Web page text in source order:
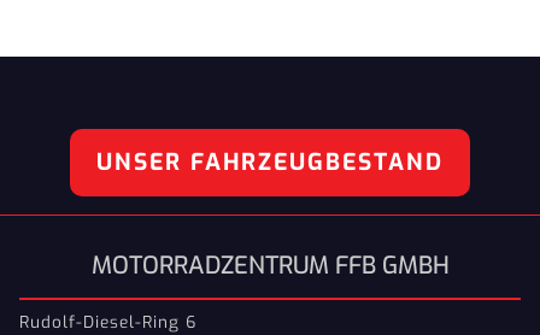
UNSER FAHRZEUGBESTAND
MOTORRADZENTRUM FFB GMBH
Rudolf-Diesel-Ring 6